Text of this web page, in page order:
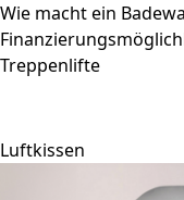
Wie macht ein
Treppenlifte
Luftkissen